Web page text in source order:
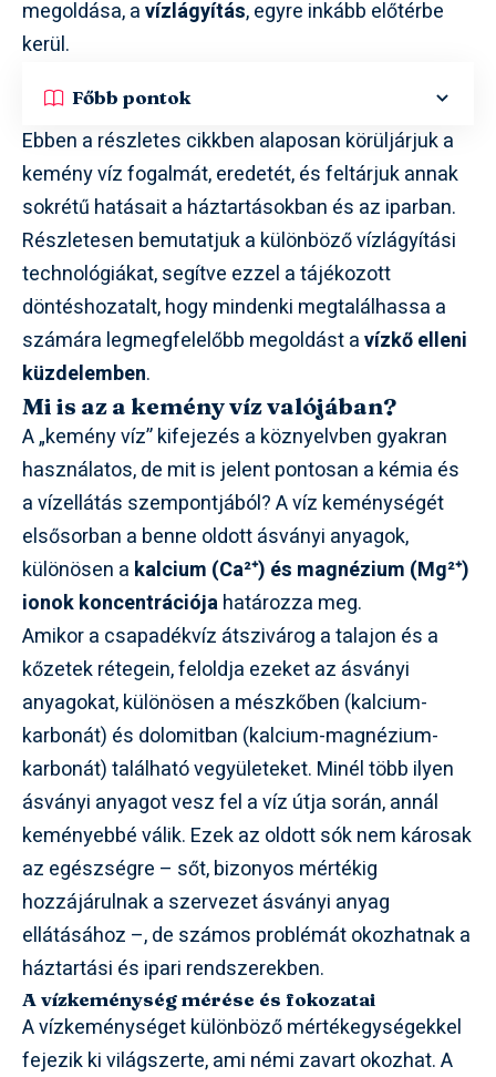
megoldása, avízlágyítás, egyre inkább előtérbe
kerül.
Főbb pontok
Ebben a részletes cikkben alaposan körüljárjuk a
kemény víz fogalmát, eredetét, és feltárjuk annak
sokrétű hatásait a háztartásokban és az iparban.
Részletesen bemutatjuk a különböző vízlágyítási
technológiákat, segítve ezzel a tájékozott
döntéshozatalt, hogy mindenki megtalálhassa a
számára legmegfelelőbb megoldást avízkő elleni
küzdelemben.
Mi is az a kemény víz valójában?
A „kemény víz” kifejezés a köznyelvben gyakran
használatos, de mit is jelent pontosan a kémia és
a vízellátás szempontjából? A víz keménységét
elsősorban a benne oldott ásványi anyagok,
különösen a kalcium (Ca²⁺) és magnézium (Mg²⁺)
ionok koncentrációjahatározza meg.
Amikor a csapadékvíz átszivárog a talajon és a
kőzetek rétegein, feloldja ezeket az ásványi
anyagokat, különösen a mészkőben (kalcium-
karbonát) és dolomitban (kalcium-magnézium-
karbonát) található vegyületeket. Minél több ilyen
ásványi anyagot vesz fel a víz útja során, annál
keményebbé válik. Ezek az oldott sók nem károsak
az egészségre – sőt, bizonyos mértékig
hozzájárulnak a szervezet ásványi anyag
ellátásához –, de számos problémát okozhatnak a
háztartási és ipari rendszerekben.
A vízkeménység mérése és fokozatai
A vízkeménységet különböző mértékegységekkel
fejezik ki világszerte, ami némi zavart okozhat. A